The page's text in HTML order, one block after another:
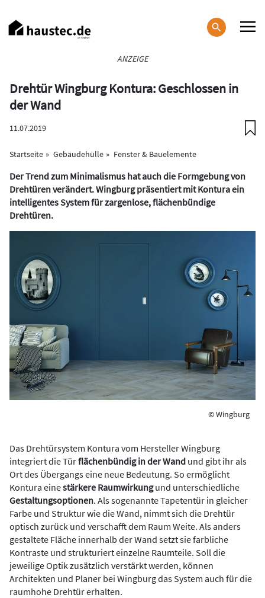
zum
Inhalt
ANZEIGE
Drehtür Wingburg Kontura: Geschlossen in
der Wand
11.07.2019
Startseite Gebäudehülle Fenster & Bauelemente
Der Trend zum Minimalismus hat auch die Formgebung von
Drehtüren verändert. Wingburg präsentiert mit Kontura ein
intelligentes System für zargenlose, flächenbündige
Drehtüren.
© Wingburg
Das Drehtürsystem Kontura vom Hersteller Wingburg
integriert die Türflächenbündig in der Wand und gibt ihr als
Ort des Übergangs eine neue Bedeutung. So ermöglicht
Kontura einestärkere Raumwirkungund unterschiedliche
Gestaltungsoptionen. Als sogenannte Tapetentür in gleicher
Farbe und Struktur wie die Wand, nimmt sich die Drehtür
optisch zurück und verschafft dem Raum Weite. Als anders
gestaltete Fläche innerhalb der Wand setzt sie farbliche
Kontraste und strukturiert einzelne Raumteile. Soll die
jeweilige Optik zusätzlich verstärkt werden, können
Architekten und Planer bei Wingburg das System auch für die
raumhohe Drehtür erhalten.